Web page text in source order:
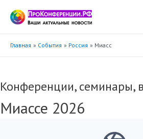
содержимому
Главная События Россия Миасс
Конференции, семинары,
Миассе 2026